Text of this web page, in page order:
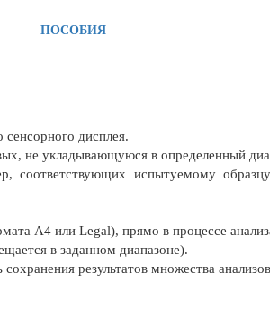
ПОСОБИЯ
дисплея.
не укладывающуюся в определенный
соответствующих испытуемому
A4 или Legal), прямо в процессе
в заданном диапазоне).
результатов множества